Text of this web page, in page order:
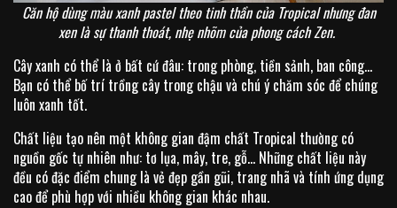
Căn hộ dùng màu xanh pastel theo tinh thần của Tropical nhưng đan
xen là sự thanh thoát, nhẹ nhõm của phong cách Zen.
Cây xanh có thể là ở bất cứ đâu: trong phòng, tiền sảnh, ban công…
Bạn có thể bố trí trồng cây trong chậu và chú ý chăm sóc để chúng
luôn xanh tốt.
Chất liệu tạo nên một không gian đậm chất Tropical thường có
nguồn gốc tự nhiên như: tơ lụa, mây, tre, gỗ… Những chất liệu này
đều có đặc điểm chung là vẻ đẹp gần gũi, trang nhã và tính ứng dụng
cao để phù hợp với nhiều không gian khác nhau.